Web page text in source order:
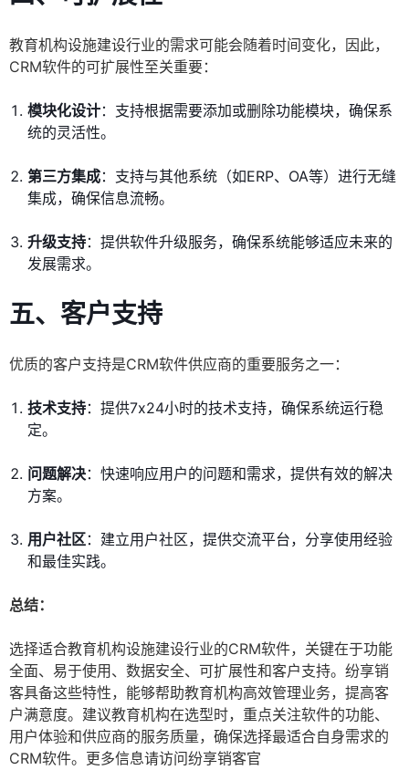
教育机构设施建设行业的需求可能会随着时间变化，因此，
CRM软件的可扩展性至关重要：
模块化设计：支持根据需要添加或删除功能模块，确保系
统的灵活性。
第三方集成：支持与其他系统（如ERP、OA等）进行无缝
集成，确保信息流畅。
升级支持：提供软件升级服务，确保系统能够适应未来的
发展需求。
五、客户支持
优质的客户支持是CRM软件供应商的重要服务之一：
技术支持：提供7x24小时的技术支持，确保系统运行稳
定。
问题解决：快速响应用户的问题和需求，提供有效的解决
方案。
用户社区：建立用户社区，提供交流平台，分享使用经验
和最佳实践。
总结：
选择适合教育机构设施建设行业的CRM软件，关键在于功能
全面、易于使用、数据安全、可扩展性和客户支持。纷享销
客具备这些特性，能够帮助教育机构高效管理业务，提高客
户满意度。建议教育机构在选型时，重点关注软件的功能、
用户体验和供应商的服务质量，确保选择最适合自身需求的
CRM软件。更多信息请访问纷享销客官